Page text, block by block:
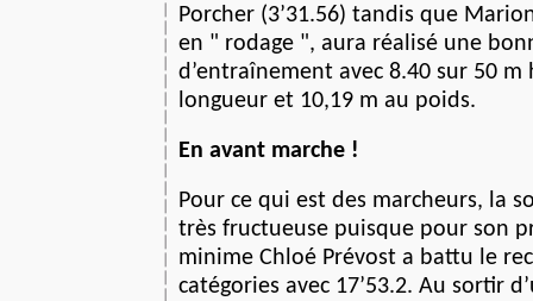
Porcher (3’31.56) tandis que
en " rodage ", aura réalisé une
d’entraînement avec 8.40 sur 50 m
longueur et 10,19 m au poids.
En avant marche !
Pour ce qui est des marcheurs, la
très fructueuse puisque pour son
minime Chloé Prévost a battu le
catégories avec 17’53.2. Au sortir